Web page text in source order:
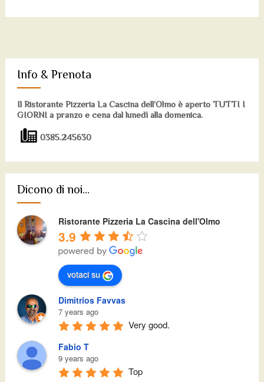
Info & Prenota
Il Ristorante Pizzeria La Cascina dell’Olmo è aperto TUTTI I
GIORNI a pranzo e cena dal lunedì alla domenica.
0385.245630
Dicono di noi…
Ristorante Pizzeria La Cascina dell'Olmo
3.9
votaci su
Dimitrios Favvas
7 years ago
Very good.
Fabio T
9 years ago
Top